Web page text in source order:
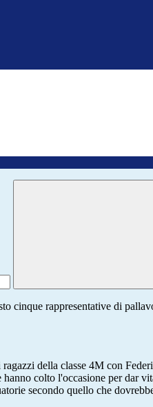
cinque rappresentative di
della classe 4M con
colto l'occasione per dar
secondo quello che